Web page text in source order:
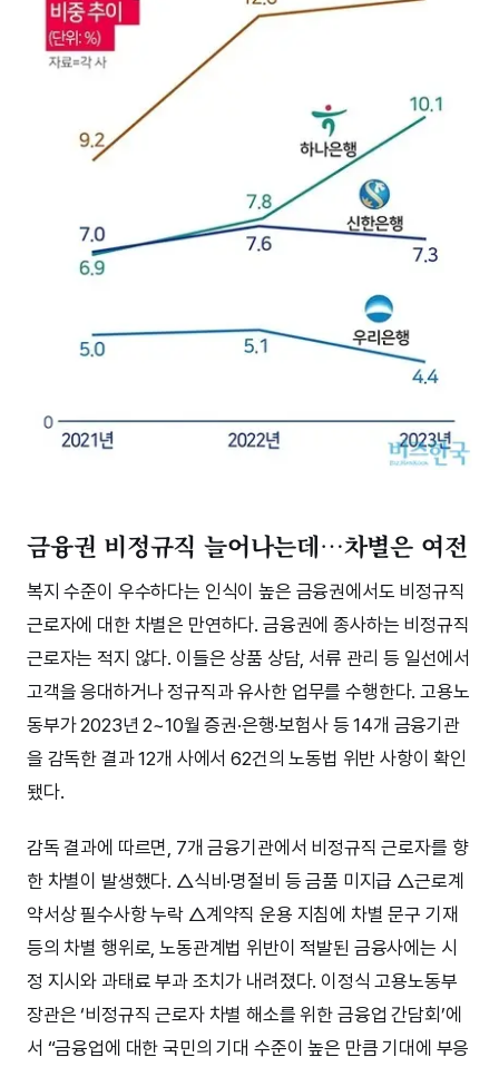
금융권 비정규직 늘어나는데…차별은 여전
복지 수준이 우수하다는 인식이 높은 금융권에서도 비정규직
근로자에 대한 차별은 만연하다. 금융권에 종사하는 비정규직
근로자는 적지 않다. 이들은 상품 상담, 서류 관리 등 일선에서
고객을 응대하거나 정규직과 유사한 업무를 수행한다. 고용노
동부가 2023년 2~10월 증권·은행·보험사 등 14개 금융기관
을 감독한 결과 12개 사에서 62건의 노동법 위반 사항이 확인
됐다.
감독 결과에 따르면, 7개 금융기관에서 비정규직 근로자를 향
한 차별이 발생했다. △식비·명절비 등 금품 미지급 △근로계
약서상 필수사항 누락 △계약직 운용 지침에 차별 문구 기재
등의 차별 행위로, 노동관계법 위반이 적발된 금융사에는 시
정 지시와 과태료 부과 조치가 내려졌다. 이정식 고용노동부
장관은 ‘비정규직 근로자 차별 해소를 위한 금융업 간담회’에
서 “금융업에 대한 국민의 기대 수준이 높은 만큼 기대에 부응